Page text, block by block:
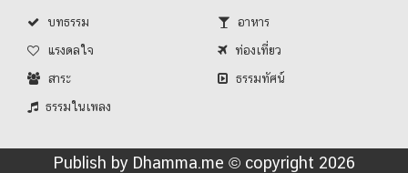
บทธรรม
อาหาร
แรงดลใจ
ท่องเที่ยว
สาระ
ธรรมทัศน์
ธรรมในเพลง
Publish by Dhamma.me © copyright 2026